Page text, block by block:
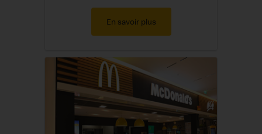
En savoir plus